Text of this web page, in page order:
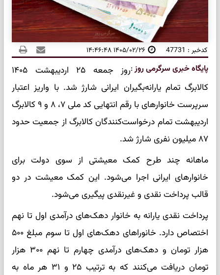
کدخبر : 47731 ۱۴۰۵/۰۲/۲۶ ۱۴:۴۶:۴۸
پایگاه خبری سرگرمی روز:
روز جمعه ۲۵ اردیبهشت ۱۴۰۵
کالابرگ تمام یارانه‌بگیران ایرانی شارژ شد. با واریز اعتبار
سرپرست خانوارهای با رقم انتهایی کد ملی ۷، ۸ و ۹ کالابرگ
اردیبهشت تمام درخواست‌کنندگان کالابرگ از جمعیت حدود
۸۷ میلیون نفری شارژ شد.
ماهانه چند طرح کمک معیشتی از سوی دولت برای
خانوارهای ایرانی اجرا می‌شود. این کمک معیشت در دو
قالب پرداخت نقدی و غیرنقدی پیگیری می‌شود.
پرداخت نقدی یارانه به خانوار دهک‌های درآمدی اول تا نهم
اختصاص دارد. خانوراهای دهک‌های اول تا سوم مبلغ ۵۰۰
هزار تومان و دهک‌های درآمدی چهارم تا نهم ۳۰۰ هزار
تومان دریافت می‌کنند که به ترتیب ۲۵ و ۳۱ هر ماه به